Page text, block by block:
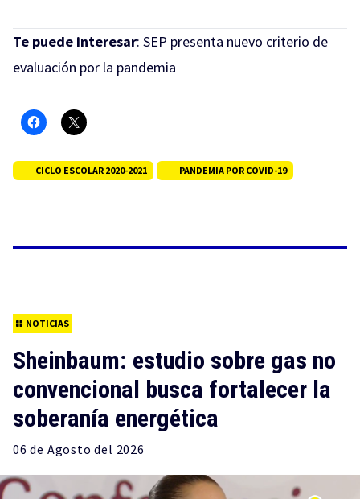
Te puede interesar: SEP presenta nuevo criterio de
evaluación por la pandemia
CICLO ESCOLAR 2020-2021 PANDEMIA POR COVID-19
NOTICIAS
Sheinbaum: estudio sobre gas no
convencional busca fortalecer la
soberanía energética
06 de Agosto del 2026